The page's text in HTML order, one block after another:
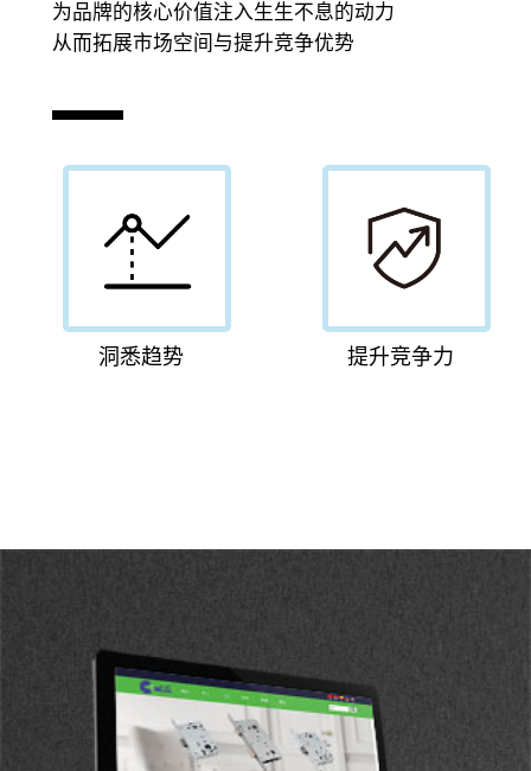
为品牌的核心价值注入生生不息的动力
从而拓展市场空间与提升竞争优势
洞悉趋势 提升竞争力